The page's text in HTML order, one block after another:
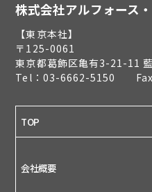
株式会社アルフォース
【東京本社】
〒125-0061
東京都葛飾区亀有3-21-11
Tel：03-6662-5150 Fax
TOP
会社概要